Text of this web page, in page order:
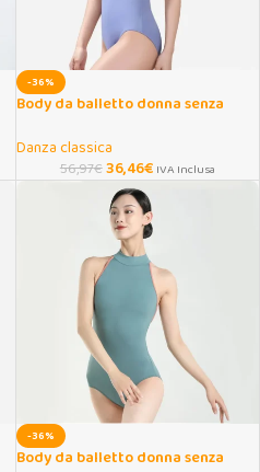
-36%
Body da balletto donna senza
Danza classica
56,97€36,46€ IVA Inclusa
-36%
Body da balletto donna senza